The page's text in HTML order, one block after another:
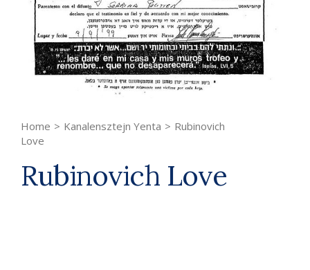
Home > Kanalensztejn Yenta > Rubinovich
Love
Rubinovich Love